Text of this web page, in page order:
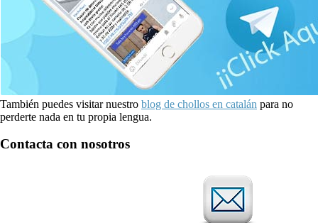
También puedes visitar nuestro blog de chollos en catalán para no
perderte nada en tu propia lengua.
Contacta con nosotros